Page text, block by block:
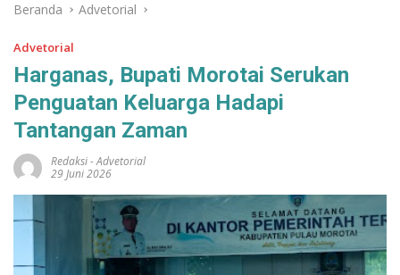
Beranda Advetorial
Advetorial
Harganas, Bupati Morotai Serukan
Penguatan Keluarga Hadapi
Tantangan Zaman
Redaksi-Advetorial
29 Juni 2026